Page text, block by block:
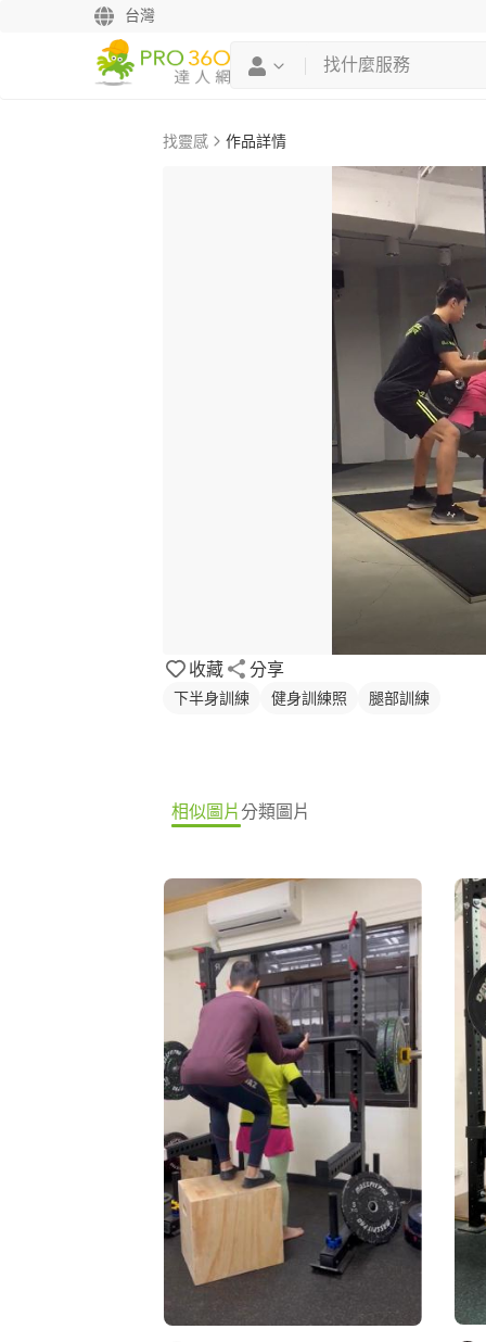
台灣
找靈感 作品詳情
收藏 分享
下半身訓練 健身訓練照 腿部訓練
相似圖片分類圖片